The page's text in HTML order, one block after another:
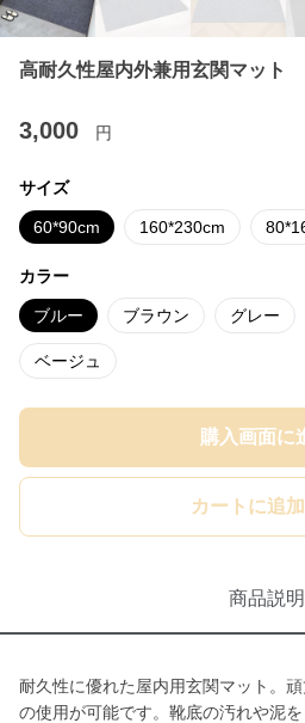
高耐久性屋内外兼用玄関マット
3,000 円
サイズ
60*90cm 160*230cm
カラー
ブルー ブラウン グレー
ベージュ
購入画面に
カートに追
商品説明
耐久性に優れた屋内用玄関マット。
の使用が可能です。靴底の汚れや泥